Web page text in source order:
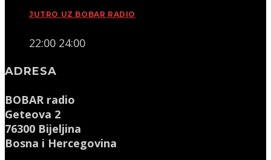
JUTRO UZ BOBAR RADIO
22:00 24:00
ADRESA
BOBAR radio
Geteova 2
76300 Bijeljina
Bosna i Hercegovina